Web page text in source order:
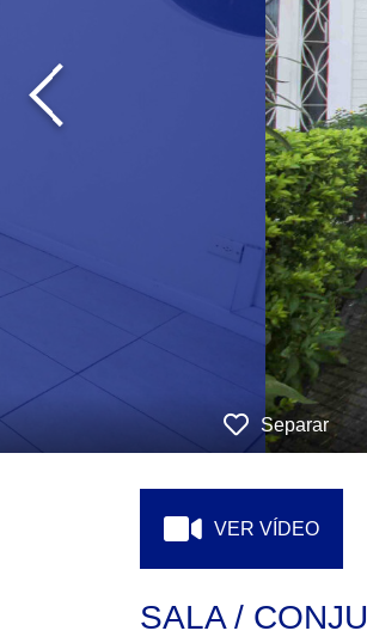
‹
Separar
VER VÍDEO
SALA /